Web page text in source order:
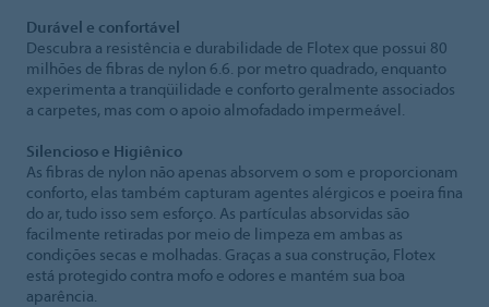
Durável e confortável
Descubra a resistência e durabilidade de Flotex que possui 80
milhões de fibras de nylon 6.6. por metro quadrado, enquanto
experimenta a tranqüilidade e conforto geralmente associados
a carpetes, mas com o apoio almofadado impermeável.
Silencioso e Higiênico
As fibras de nylon não apenas absorvem o som e proporcionam
conforto, elas também capturam agentes alérgicos e poeira fina
do ar, tudo isso sem esforço. As partículas absorvidas são
facilmente retiradas por meio de limpeza em ambas as
condições secas e molhadas. Graças a sua construção, Flotex
está protegido contra mofo e odores e mantém sua boa
aparência.